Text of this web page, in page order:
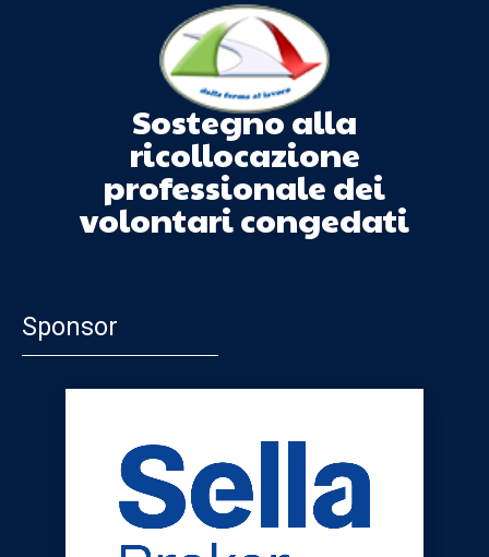
Sostegno alla
ricollocazione
professionale dei
volontari congedati
Sponsor